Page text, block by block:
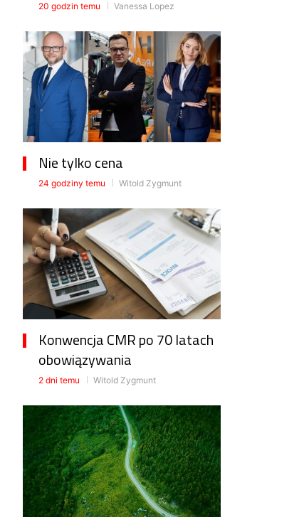
20 godzin temu Vanessa Lopez
Nie tylko cena
24 godziny temu Witold Zygmunt
Konwencja CMR po 70 latach
obowiązywania
2 dni temu Witold Zygmunt